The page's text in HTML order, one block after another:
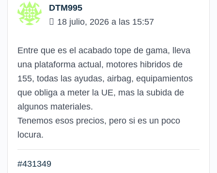
DTM995
18 julio, 2026 a las 15:57
Entre que es el acabado tope de gama, lleva
una plataforma actual, motores hibridos de
155, todas las ayudas, airbag, equipamientos
que obliga a meter la UE, mas la subida de
algunos materiales.
Tenemos esos precios, pero si es un poco
locura.
#431349